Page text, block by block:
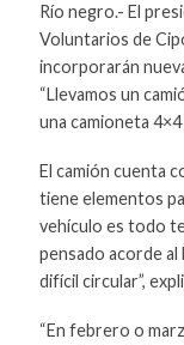
Río negro.- El
Voluntarios de
incorporarán
“Llevamos un
una camioneta
El camión cuenta
tiene elementos
vehículo es todo
pensado acorde al
difícil circular”,
“En febrero o